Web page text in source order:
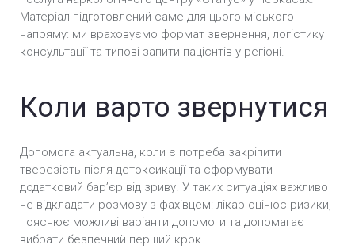
алкоголю «Дісульфірам» у Черкасах
Кодування методом гiпноза у Черкасах
Кодування алкоголізму вдома у Черкасах
Кодування від алкоголю в стаціонарі у
Черкасах
Термінове кодування від алкоголізму у
Черкасах
Матеріал підготовлений саме для цього міського
напряму: ми враховуємо формат звернення, логістику
консультації та типові запити пацієнтів у регіоні.
Коли варто звернутися
Допомога актуальна, коли є потреба закріпити
тверезість після детоксикації та сформувати
додатковий барʼєр від зриву. У таких ситуаціях важливо
не відкладати розмову з фахівцем: лікар оцінює ризики,
пояснює можливі варіанти допомоги та допомагає
вибрати безпечний перший крок.